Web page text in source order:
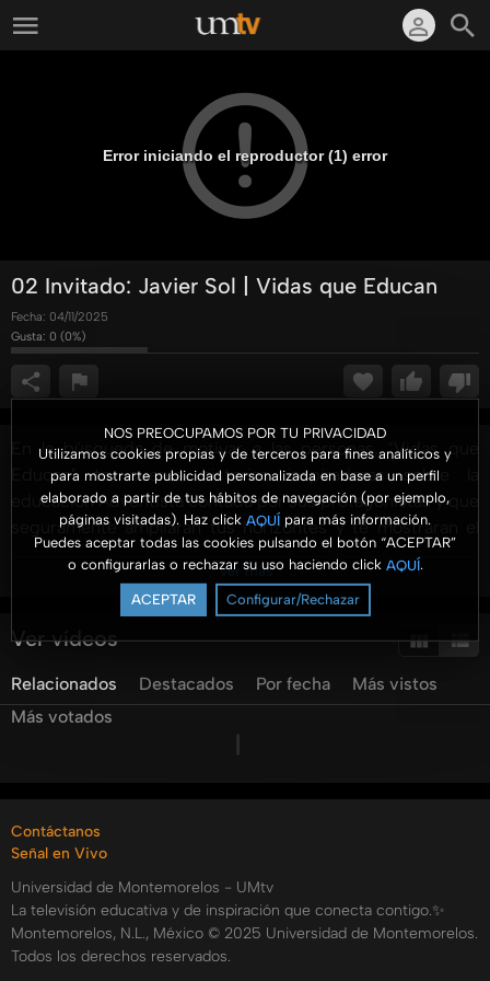
NOS PREOCUPAMOS POR TU PRIVACIDAD
Utilizamos cookies propias y de terceros para fines analíticos y
para mostrarte publicidad personalizada en base a un perfil
elaborado a partir de tus hábitos de navegación (por ejemplo,
páginas visitadas). Haz click AQUÍ para más información.
Puedes aceptar todas las cookies pulsando el botón “ACEPTAR”
o configurarlas o rechazar su uso haciendo click AQUÍ.
ACEPTAR Configurar/Rechazar
Error iniciando el reproductor (1) error
02 Invitado: Javier Sol | Vidas que Educan
Fecha: 04/11/2025
Gusta: 0 (0%)
En la búsqueda de motivar a las personas, "Vidas que
Educan" te cuenta historias inspiradoras sobre la
educación Adventista contada por sus protagonistas y que
seguramente ampliaran tus horizontes y te mostraran el
gran plan de Dios para cada uno de sus hijos.
Conduce el Dr. Ismael Castillo Osuna, rector de la
Universidad de Montemorelos.
http://www.facebook.com/UmediaPA
Categorías:
Ver más
Ver vídeos
Relacionados Destacados Por fecha
Más vistos
Más votados
Contáctanos
Señal en Vivo
Universidad de Montemorelos - UMtv
La televisión educativa y de inspiración que conecta contigo.✨
Montemorelos, N.L., México © 2025 Universidad de Montemorelos.
Todos los derechos reservados.